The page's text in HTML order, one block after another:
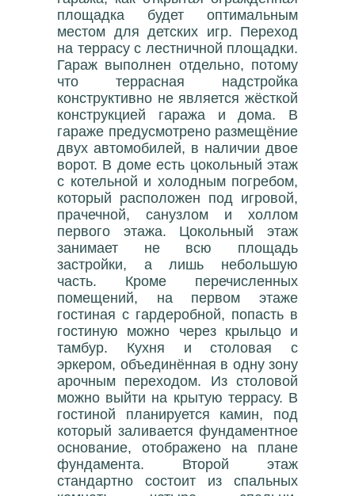
площадка будет оптимальным
местом для детских игр. Переход
на террасу с лестничной площадки.
Гараж выполнен отдельно, потому
что террасная надстройка
конструктивно не является жёсткой
конструкцией гаража и дома. В
гараже предусмотрено размещёние
двух автомобилей, в наличии двое
ворот. В доме есть цокольный этаж
с котельной и холодным погребом,
который расположен под игровой,
прачечной, санузлом и холлом
первого этажа. Цокольный этаж
занимает не всю площадь
застройки, а лишь небольшую
часть. Кроме перечисленных
помещений, на первом этаже
гостиная с гардеробной, попасть в
гостиную можно через крыльцо и
тамбур. Кухня и столовая с
эркером, объединённая в одну зону
арочным переходом. Из столовой
можно выйти на крытую террасу. В
гостиной планируется камин, под
который заливается фундаментное
основание, отображено на плане
фундамента. Второй этаж
стандартно состоит из спальных